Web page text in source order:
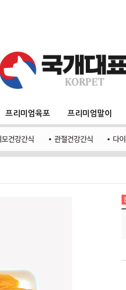
프리미엄육포 프리미엄말이